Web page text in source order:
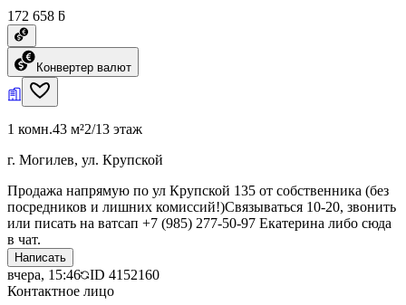
172 658 ƃ
Конвертер валют
1 комн.43 м²2/13 этаж
г. Могилев, ул. Крупской
Продажа напрямую по ул Крупской 135 от собственника (без
посредников и лишних комиссий!)Связываться 10-20, звонить
или писать на ватсап +7 (985) 277-50-97 Екатерина либо сюда
в чат.
Написать
вчера, 15:46 ID 4152160
Контактное лицо